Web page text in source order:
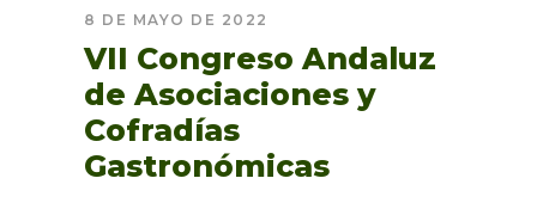
8 DE MAYO DE 2022
VII Congreso Andaluz
de Asociaciones y
Cofradías
Gastronómicas